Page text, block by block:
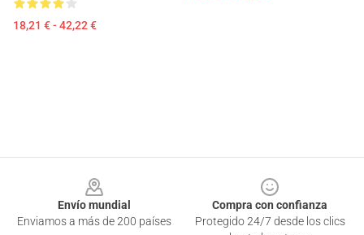
18,21 € - 42,22 €
Envío mundial
Enviamos a más de 200 países
Compra con confianza
Protegido 24/7 desde los clics